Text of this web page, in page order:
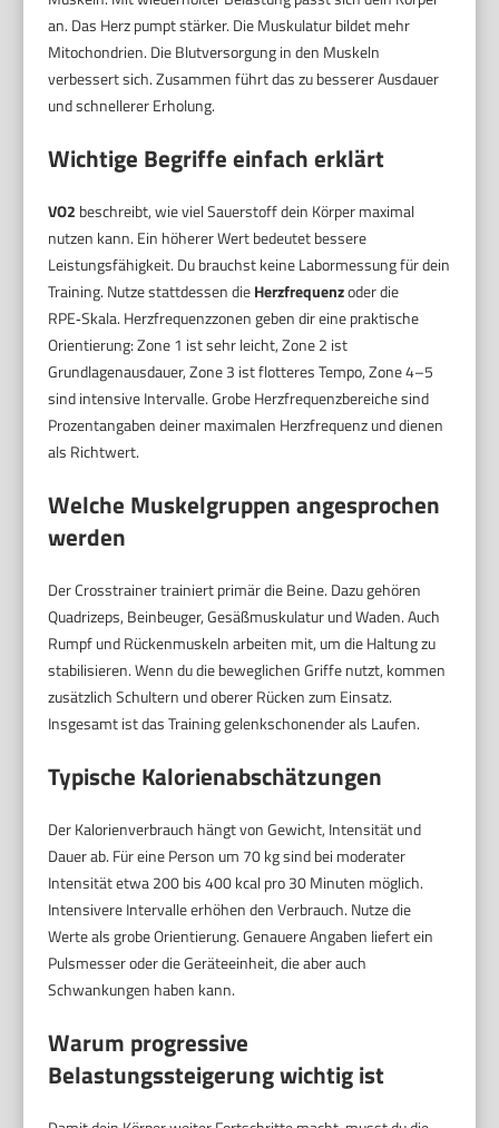
an. Das Herz pumpt stärker. Die Muskulatur bildet mehr
Mitochondrien. Die Blutversorgung in den Muskeln
verbessert sich. Zusammen führt das zu besserer Ausdauer
und schnellerer Erholung.
Wichtige Begriffe einfach erklärt
VO2 beschreibt, wie viel Sauerstoff dein Körper maximal
nutzen kann. Ein höherer Wert bedeutet bessere
Leistungsfähigkeit. Du brauchst keine Labormessung für dein
Training. Nutze stattdessen dieHerzfrequenzoder die
RPE‑Skala. Herzfrequenzzonen geben dir eine praktische
Orientierung: Zone 1 ist sehr leicht, Zone 2 ist
Grundlagenausdauer, Zone 3 ist flotteres Tempo, Zone 4–5
sind intensive Intervalle. Grobe Herzfrequenzbereiche sind
Prozentangaben deiner maximalen Herzfrequenz und dienen
als Richtwert.
Welche Muskelgruppen angesprochen
werden
Der Crosstrainer trainiert primär die Beine. Dazu gehören
Quadrizeps, Beinbeuger, Gesäßmuskulatur und Waden. Auch
Rumpf und Rückenmuskeln arbeiten mit, um die Haltung zu
stabilisieren. Wenn du die beweglichen Griffe nutzt, kommen
zusätzlich Schultern und oberer Rücken zum Einsatz.
Insgesamt ist das Training gelenkschonender als Laufen.
Typische Kalorienabschätzungen
Der Kalorienverbrauch hängt von Gewicht, Intensität und
Dauer ab. Für eine Person um 70 kg sind bei moderater
Intensität etwa 200 bis 400 kcal pro 30 Minuten möglich.
Intensivere Intervalle erhöhen den Verbrauch. Nutze die
Werte als grobe Orientierung. Genauere Angaben liefert ein
Pulsmesser oder die Geräteeinheit, die aber auch
Schwankungen haben kann.
Warum progressive
Belastungssteigerung wichtig ist